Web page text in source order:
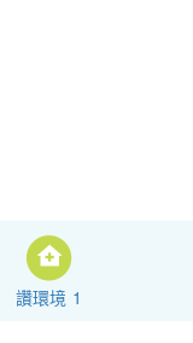
讚環境 1